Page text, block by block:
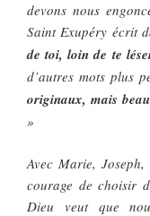
devons nous
Saint Exupéry écrit
de toi, loin de te
d’autres mots plus
originaux, mais
»
Avec Marie,
courage de choisir
Dieu veut que